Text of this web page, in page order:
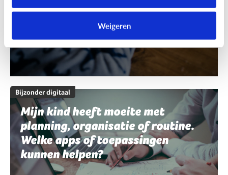
Weigeren
Bijzonder digitaal
Mijn kind heeft moeite met
planning, organisatie of routine.
Welke apps of toepassingen
kunnen helpen?